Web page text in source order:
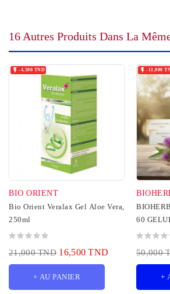
16 Autres Produits Dans La
 -4,500 TND
BIO ORIENT
Bio Orient Veralax Gel Aloe Vera,
250ml
21,000 TND 16,500 TND
+ AU PANIER
-11,000
60
50,000
+